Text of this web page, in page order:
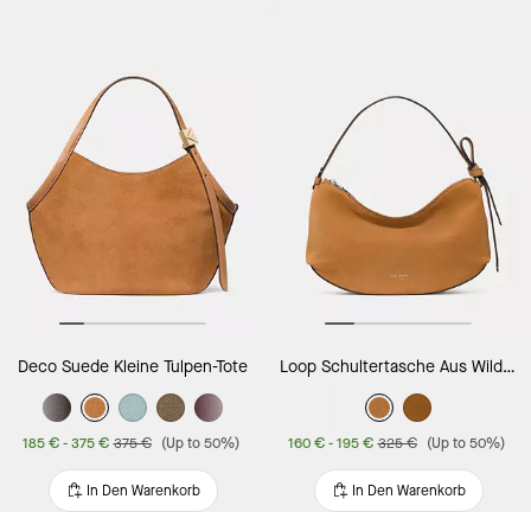
Deco Suede Kleine Tulpen-Tote
185 €-375 € 375 € (Up to 50%)
In Den Warenkorb
Loop Schultertasche Aus Wildleder
160 €-195 € 325 € (Up to 50%)
In Den Warenkorb